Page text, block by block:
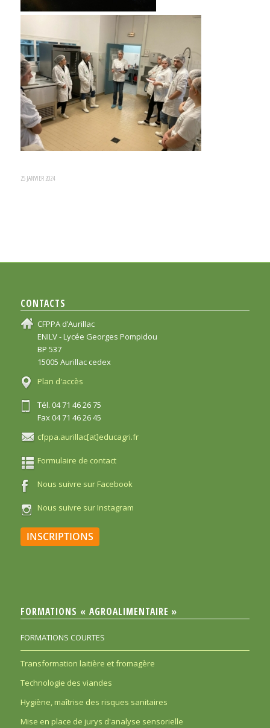
25 JANVIER 2024
CONTACTS
CFPPA d’Aurillac
ENILV - Lycée Georges Pompidou
BP 537
15005 Aurillac cedex
Plan d'accès
Tél. 04 71 46 26 75
Fax 04 71 46 26 45
cfppa.aurillac[at]educagri.fr
Formulaire de contact
Nous suivre sur Facebook
Nous suivre sur Instagram
INSCRIPTIONS
FORMATIONS « AGROALIMENTAIRE »
FORMATIONS COURTES
Transformation laitière et fromagère
Technologie des viandes
Hygiène, maîtrise des risques sanitaires
Mise en place de jurys d'analyse sensorielle